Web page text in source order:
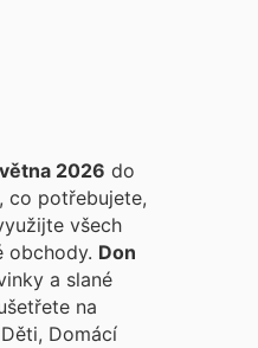
2026 do
co potřebujete,
všech
obchody. Don
a slané
na
Domácí